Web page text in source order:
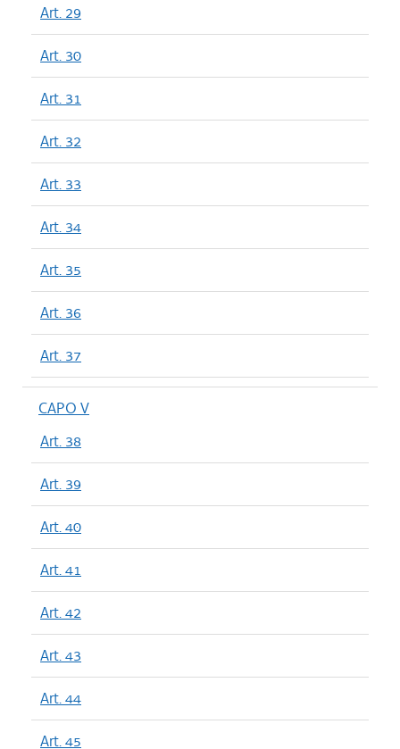
Art. 29
Art. 30
Art. 31
Art. 32
Art. 33
Art. 34
Art. 35
Art. 36
Art. 37
CAPO V
Art. 38
Art. 39
Art. 40
Art. 41
Art. 42
Art. 43
Art. 44
Art. 45